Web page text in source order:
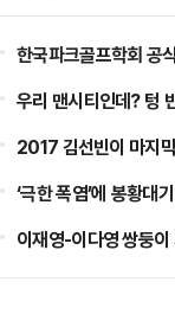
한국파크골프학회 공
우리 맨시티인데? 텅
2017 김선빈이 마지
‘극한 폭염’에 봉황대
이재영-이다영 쌍둥